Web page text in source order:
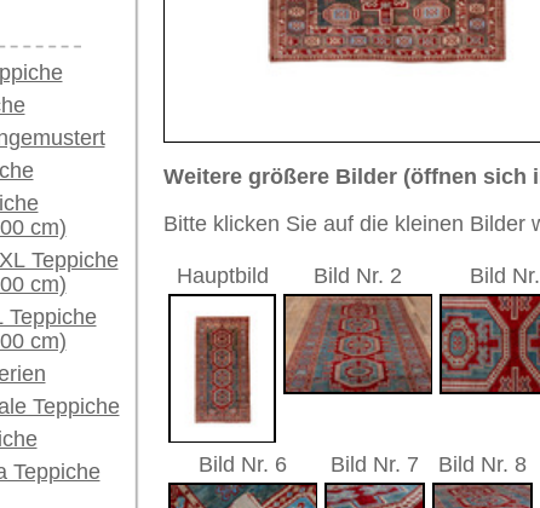
Artikelnummer:
65436
Name/Provenienz:
Kaukase, ca. 1920
Russland
Größe:
Herstellungsjahr:
ca. 1920
Musterung:
geometrisch / durchgemustert
Grundfarbe:
rot / blau / türkis / aquamarin
Bemerkungen:
Unikat. Handgeknüpfter / traditionell orientalischer Teppich
Der Flor dieses Teppichs besteht aus Wolle
Preis (inkl. MwSt.): € 4.200
Voraussichtliche Lieferzeit:
4 - 8 Werktage
in Warenkorb